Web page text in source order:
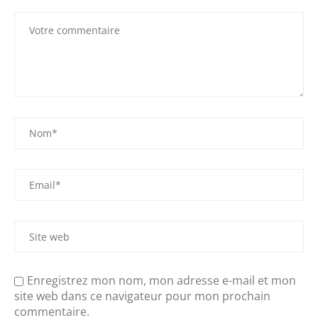
Enregistrez mon nom, mon adresse e-mail et mon
site web dans ce navigateur pour mon prochain
commentaire.